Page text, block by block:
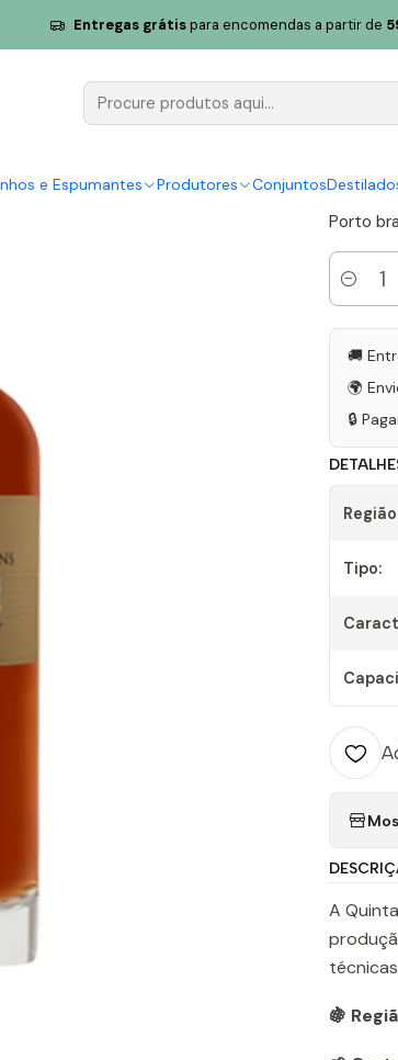
e Espumantes Produtores Conjuntos
Entregas grátispara encomendas a partir de
Quinta Seara D'Ordens Porto 20 Anos Branco 50cl
|
Porto
🚚
🌍
🔒
Tipo:
A
🍇